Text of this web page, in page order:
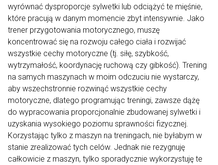
wyrównać dysproporcje sylwetki lub odciążyć te mięśnie,
które pracują w danym momencie zbyt intensywnie. Jako
trener przygotowania motorycznego, muszę
koncentrować się na rozwoju całego ciała i rozwijać
wszystkie cechy motoryczne (tj. siłę, szybkość,
wytrzymałość, koordynację ruchową czy gibkość). Trening
na samych maszynach w moim odczuciu nie wystarczy,
aby wszechstronnie rozwinąć wszystkie cechy
motoryczne, dlatego programując treningi, zawsze dążę
do wypracowania proporcjonalnie zbudowanej sylwetki i
uzyskania wysokiego poziomu sprawności fizycznej.
Korzystając tylko z maszyn na treningach, nie byłabym w
stanie zrealizować tych celów. Jednak nie rezygnuję
całkowicie z maszyn, tylko sporadycznie wykorzystuję te